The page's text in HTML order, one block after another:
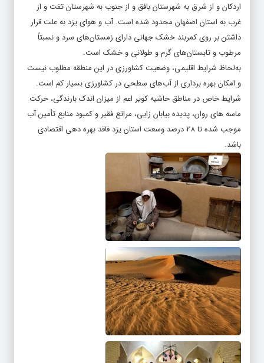
اردکان و از شرق به شهرستان بافق و از جنوب به شهرستان تفت و از
غرب به استان اصفهان محدود شده است. آب و هوای یزد به علت قرار
داشتن بر روی کمربند خشک جهانی دارای زمستان‌های سرد و نسبتاً
مرطوب و تابستان‌های گرم و طولانی و خشک است.
به‌لحاظ شرایط اقلیمی، وضعیت کشاورزی در این منطقه مطلوب نیست
و امکان بهره برداری از آب‌های سطحی در کشاورزی بسیار کم است.
شرایط خاص در مناطق حاشیه کویر اعم از میزان اندک بارندگی، حرکت
ماسه های روان، پدیده بیابان زایی، مراتع فقیر و کمبود منابع تأمین آب
موجب شده تا 28 درصد وسعت استان یزد فاقد بهره دهی اقتصادی
باشد.